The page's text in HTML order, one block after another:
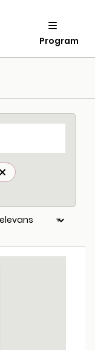
Program